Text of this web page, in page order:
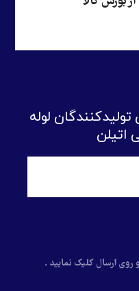
لوله
اتیلن
روی ارسال کلیک نمایید .